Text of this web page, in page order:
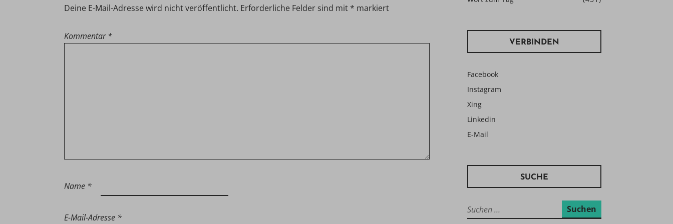
Deine E-Mail-Adresse wird nicht veröffentlicht. Erforderliche Felder sind mit * markiert
Kommentar *
Name *
E-Mail-Adresse *
VERBINDEN
Facebook
Instagram
Xing
Linkedin
E-Mail
SUCHE
Suchen
nach: